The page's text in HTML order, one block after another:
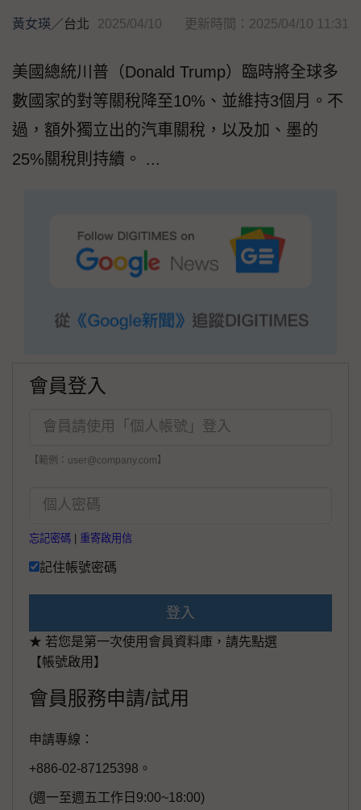
黃女瑛 ／台北 2025/04/10 更新時間：2025/04/10 11:31
美國總統川普（Donald Trump）臨時將全球多
數國家的對等關稅降至10%、並維持3個月。不
過，額外獨立出的汽車關稅，以及加、墨的
25%關稅則持續。 ...
會員登入
【範例：user@company.com】
忘記密碼 重寄啟用信
記住帳號密碼
登入
★ 若您是第一次使用會員資料庫，請先點選
【帳號啟用】
會員服務申請/試用
申請專線：
+886-02-87125398。
(週一至週五工作日9:00~18:00)